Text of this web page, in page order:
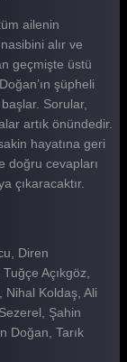
ailenin
alır ve
geçmişte üstü
şüpheli
Sorular,
artık önündedir.
hayatına geri
doğru cevapları
çıkaracaktır.
Diren
Açıkgöz,
Nihal Koldaş, Ali
Şahin
Doğan, Tarık